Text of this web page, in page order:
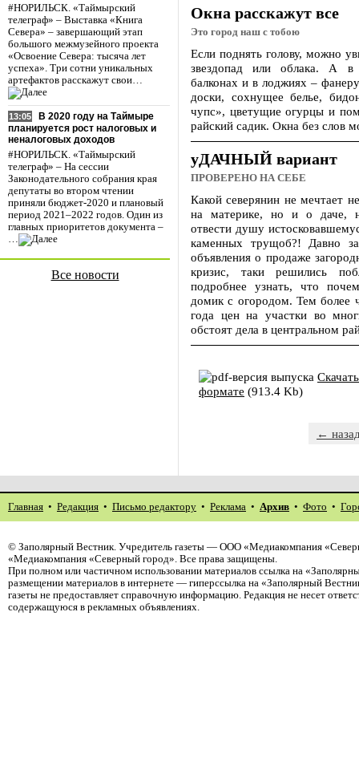
#НОРИЛЬСК. «Таймырский
телеграф» – Выставка «Книга
Севера» – завершающий этап
большого межмузейного проекта
«Освоение Севера: тысяча лет
успеха». Три сотни уникальных
артефактов расскажут свои…
13:05
В 2020 году на Таймыре
планируется рост налоговых и
неналоговых доходов
#НОРИЛЬСК. «Таймырский
телеграф» – На сессии
Законодательного собрания края
депутаты во втором чтении
приняли бюджет-2020 и плановый
период 2021–2022 годов. Один из
главных приоритетов документа –
…
Все новости
Окна расскажут все
Это город наш с тобою
Если поднять голову, можно
звездопад или облака. А
балконах и в лоджиях –
доски, сохнущее белье,
чупс», цветущие огурцы и
райский садик. Окна без слов
уДАЧНЫЙ вариант
ПРОВЕРЕНО НА СЕБЕ
Какой северянин не мечтает
на материке, но и о даче,
отвести душу
каменных трущоб?! Давно
объявления о продаже
кризис, таки решились
подробнее узнать, что
домик с огородом. Тем более
года цен на участки во
обстоят дела в центральном
формате (913.4 Kb)
←
Главная • Редакция • Письмо редактору • Реклама • Архив • Фото •
© Заполярный Вестник. Учредитель газеты — ООО «Медиакомпания
«Медиакомпания «Северный город». Все права защищены.
При полном или частичном использовании материалов ссылка на
размещении материалов в интернете — гиперссылка на «Заполярный
газеты не предоставляет справочную информацию. Редакция не несет
содержащуюся в рекламных объявлениях.